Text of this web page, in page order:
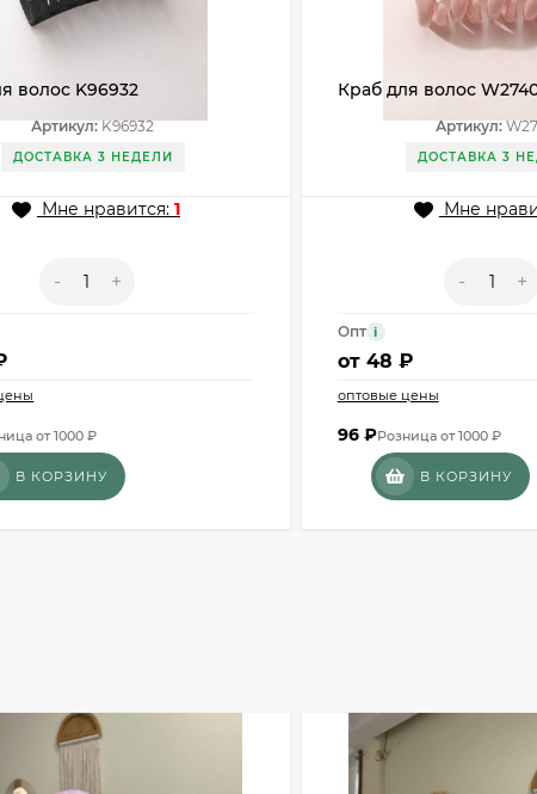
волос K96932
Артикул:K96932
ДОСТАВКА 3 НЕДЕЛИ
Мне нравится: 1
- +
от 1000 ₽
В КОРЗИНУ
Краб для волос
Артикул:
ДОСТАВКА 3
Мне
- +
Опт i
от 48 ₽
оптовые цены
96 ₽Розница от 1000 ₽
В КОРЗИНУ